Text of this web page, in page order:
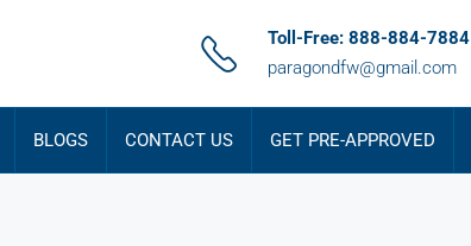
Toll-Free: 888-884-7884
paragondfw@gmail.com
BLOGS CONTACT US GET PRE-APPROVED